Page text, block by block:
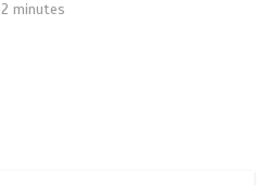
2 minutes